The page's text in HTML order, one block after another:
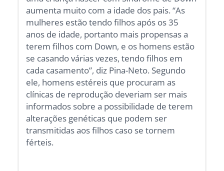
aumenta muito com a idade dos pais. “As
mulheres estão tendo filhos após os 35
anos de idade, portanto mais propensas a
terem filhos com Down, e os homens estão
se casando várias vezes, tendo filhos em
cada casamento”, diz Pina-Neto. Segundo
ele, homens estéreis que procuram as
clínicas de reprodução deveriam ser mais
informados sobre a possibilidade de terem
alterações genéticas que podem ser
transmitidas aos filhos caso se tornem
férteis.